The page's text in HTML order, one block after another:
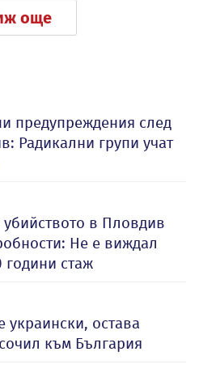
още
предупреждения след
Радикални групи учат
убийството в Пловдив
Не е виждал
години стаж
украински, остава
към България